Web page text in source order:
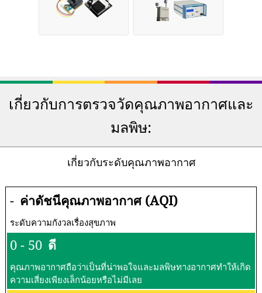
เกี่ยวกับการตรวจวัดคุณภาพอากาศและ
มลพิษ:
เกี่ยวกับระดับคุณภาพอากาศ
- ค่าดัชนีคุณภาพอากาศ (AQI)
ระดับความกังวลเรื่องสุขภาพ
0 - 50 ดี
คุณภาพอากาศถือว่าเป็นที่น่าพอใจและมลพิษทางอากาศทำให้เกิด
ความเสี่ยงเพียงเล็กน้อยหรือไม่มีเลย